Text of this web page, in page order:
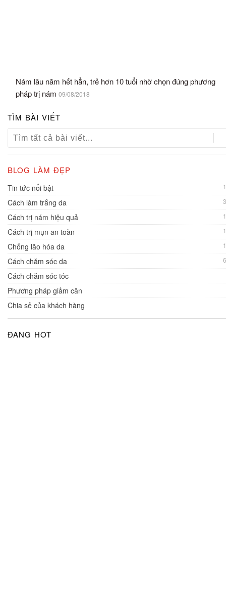
Nám lâu năm hết hẳn, trẻ hơn 10 tuổi nhờ chọn đúng phương
pháp trị nám 09/08/2018
TÌM BÀI VIẾT
BLOG LÀM ĐẸP
Tin tức nổi bật
Cách làm trắng da
Cách trị nám hiệu quả
Cách trị mụn an toàn
Chống lão hóa da
Cách chăm sóc da
Cách chăm sóc tóc
Phương pháp giảm cân
Chia sẻ của khách hàng
ĐANG HOT